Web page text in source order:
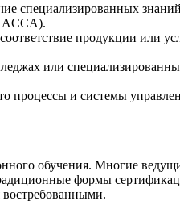
специализированных
ACCA).
продукции или
или
процессы и системы
обучения. Многие
формы
востребованными.